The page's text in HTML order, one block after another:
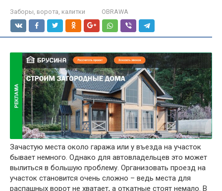
Заборы, ворота, калитки OBRAWA
Зачастую места около гаража или у въезда на участок
бывает немного. Однако для автовладельцев это может
вылиться в большую проблему. Организовать проезд на
участок становится очень сложно – ведь места для
распашных ворот не хватает, а откатные стоят немало. В